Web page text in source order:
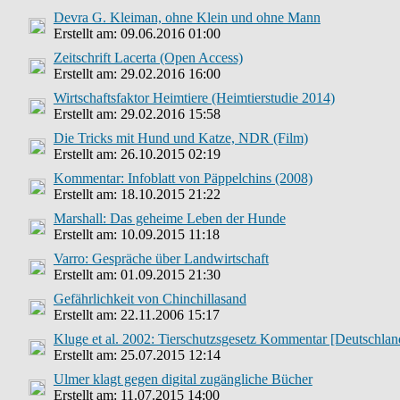
Devra G. Kleiman, ohne Klein und ohne Mann
Erstellt am: 09.06.2016 01:00
Zeitschrift Lacerta (Open Access)
Erstellt am: 29.02.2016 16:00
Wirtschaftsfaktor Heimtiere (Heimtierstudie 2014)
Erstellt am: 29.02.2016 15:58
Die Tricks mit Hund und Katze, NDR (Film)
Erstellt am: 26.10.2015 02:19
Kommentar: Infoblatt von Päppelchins (2008)
Erstellt am: 18.10.2015 21:22
Marshall: Das geheime Leben der Hunde
Erstellt am: 10.09.2015 11:18
Varro: Gespräche über Landwirtschaft
Erstellt am: 01.09.2015 21:30
Gefährlichkeit von Chinchillasand
Erstellt am: 22.11.2006 15:17
Kluge et al. 2002: Tierschutzsgesetz Kommentar
Erstellt am: 25.07.2015 12:14
Ulmer klagt gegen digital zugängliche Bücher
Erstellt am: 11.07.2015 14:00